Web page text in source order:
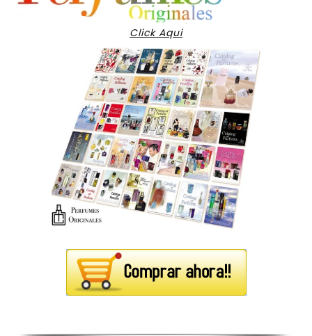
Click Aqui